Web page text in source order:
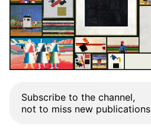
Subscribe to the channel,
not to miss new publications